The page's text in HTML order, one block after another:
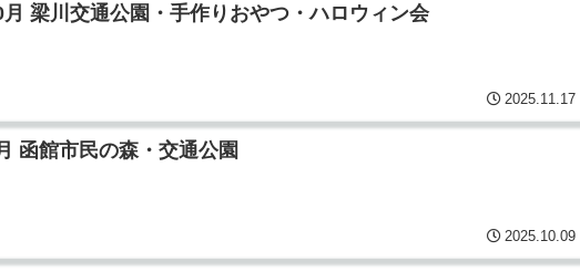
梁川交通公園・手作りおやつ・ハロウィン会
2025.11.17
函館市民の森・交通公園
2025.10.09